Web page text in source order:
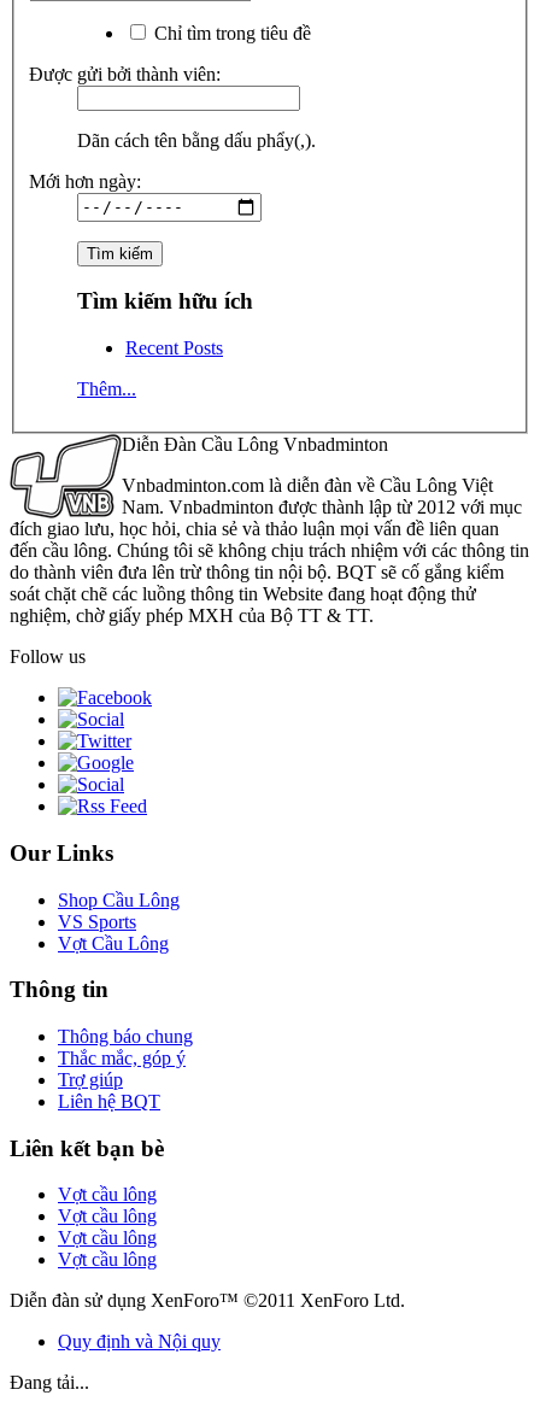
Chỉ tìm trong tiêu đề
Được gửi bởi thành viên:
Dãn cách tên bằng dấu phẩy(,).
Mới hơn ngày:
Tìm kiếm hữu ích
Recent Posts
Thêm...
Diễn Đàn Cầu Lông Vnbadminton
Vnbadminton.com là diễn đàn về Cầu Lông Việt
Nam. Vnbadminton được thành lập từ 2012 với mục
đích giao lưu, học hỏi, chia sẻ và thảo luận mọi vấn đề liên quan
đến cầu lông. Chúng tôi sẽ không chịu trách nhiệm với các thông tin
do thành viên đưa lên trừ thông tin nội bộ. BQT sẽ cố gắng kiểm
soát chặt chẽ các luồng thông tin Website đang hoạt động thử
nghiệm, chờ giấy phép MXH của Bộ TT & TT.
Follow us
Our Links
Shop Cầu Lông
VS Sports
Vợt Cầu Lông
Thông tin
Thông báo chung
Thắc mắc, góp ý
Trợ giúp
Liên hệ BQT
Liên kết bạn bè
Vợt cầu lông
Vợt cầu lông
Vợt cầu lông
Vợt cầu lông
Diễn đàn sử dụng XenForo™ ©2011 XenForo Ltd.
Quy định và Nội quy
Đang tải...